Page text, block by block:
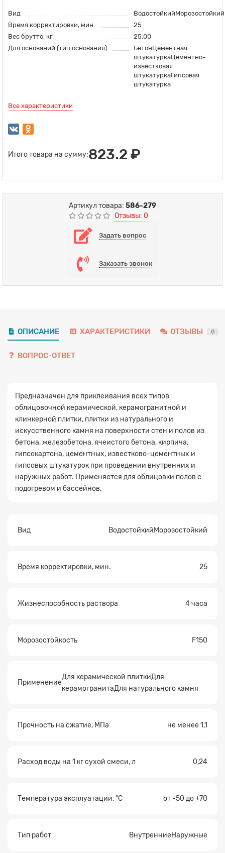
Вид
ВодостойкийМорозостойкий
Время корректировки, мин.
25
Вес брутто, кг
25,00
Для оснований (тип основания)
БетонЦементная
штукатуркаЦементно-
известковая
штукатуркаГипсовая
штукатурка
Все характеристики
Итого товара на сумму:823.2 ₽
Артикул товара: 586-279
Отзывы: 0
Задать вопрос
Заказать звонок
ОПИСАНИЕ ХАРАКТЕРИСТИКИ ОТЗЫВЫ 0
ВОПРОС-ОТВЕТ
Предназначен для приклеивания всех типов
облицовочной керамической, керамогранитной и
клинкерной плитки, плитки из натурального и
искусственного камня на поверхности стен и полов из
бетона, железобетона, ячеистого бетона, кирпича,
гипсокартона, цементных, известково-цементных и
гипсовых штукатурок при проведении внутренних и
наружных работ. Применяется для облицовки полов с
подогревом и бассейнов.
Вид ВодостойкийМорозостойкий
Время корректировки, мин. 25
Жизнеспособность раствора 4 часа
Морозостойкость F150
Применение
Для керамической плиткиДля
керамогранитаДля натурального камня
Прочность на сжатие, МПа не менее 1,1
Расход воды на 1 кг сухой смеси, л 0,24
Температура эксплуатации, °С от -50 до +70
Тип работ ВнутренниеНаружные
Заявка на расчет